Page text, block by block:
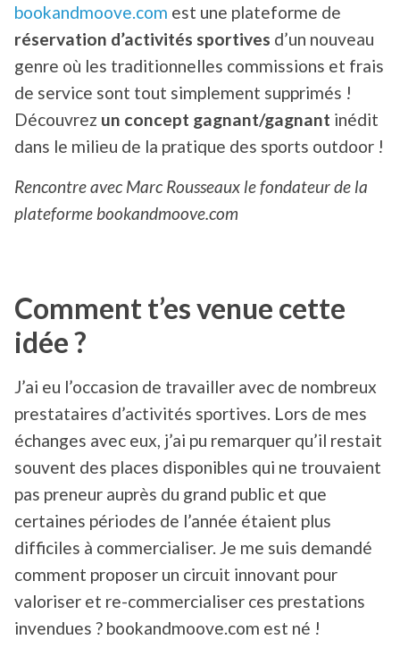
bookandmoove.com est une plateforme de
réservation d’activités sportives d’un nouveau
genre où les traditionnelles commissions et frais
de service sont tout simplement supprimés !
Découvrez un concept gagnant/gagnant inédit
dans le milieu de la pratique des sports outdoor !
Rencontre avec Marc Rousseaux le fondateur de la
plateforme bookandmoove.com
Comment t’es venue cette
idée ?
J’ai eu l’occasion de travailler avec de nombreux
prestataires d’activités sportives. Lors de mes
échanges avec eux, j’ai pu remarquer qu’il restait
souvent des places disponibles qui ne trouvaient
pas preneur auprès du grand public et que
certaines périodes de l’année étaient plus
difficiles à commercialiser. Je me suis demandé
comment proposer un circuit innovant pour
valoriser et re-commercialiser ces prestations
invendues ? bookandmoove.com est né !